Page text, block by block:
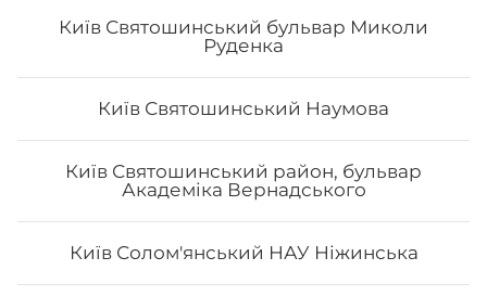
Київ Святошинський бульвар Миколи
Руденка
Київ Святошинський Наумова
Київ Святошинський район, бульвар
Академіка Вернадського
Київ Солом'янський НАУ Ніжинська
196₴